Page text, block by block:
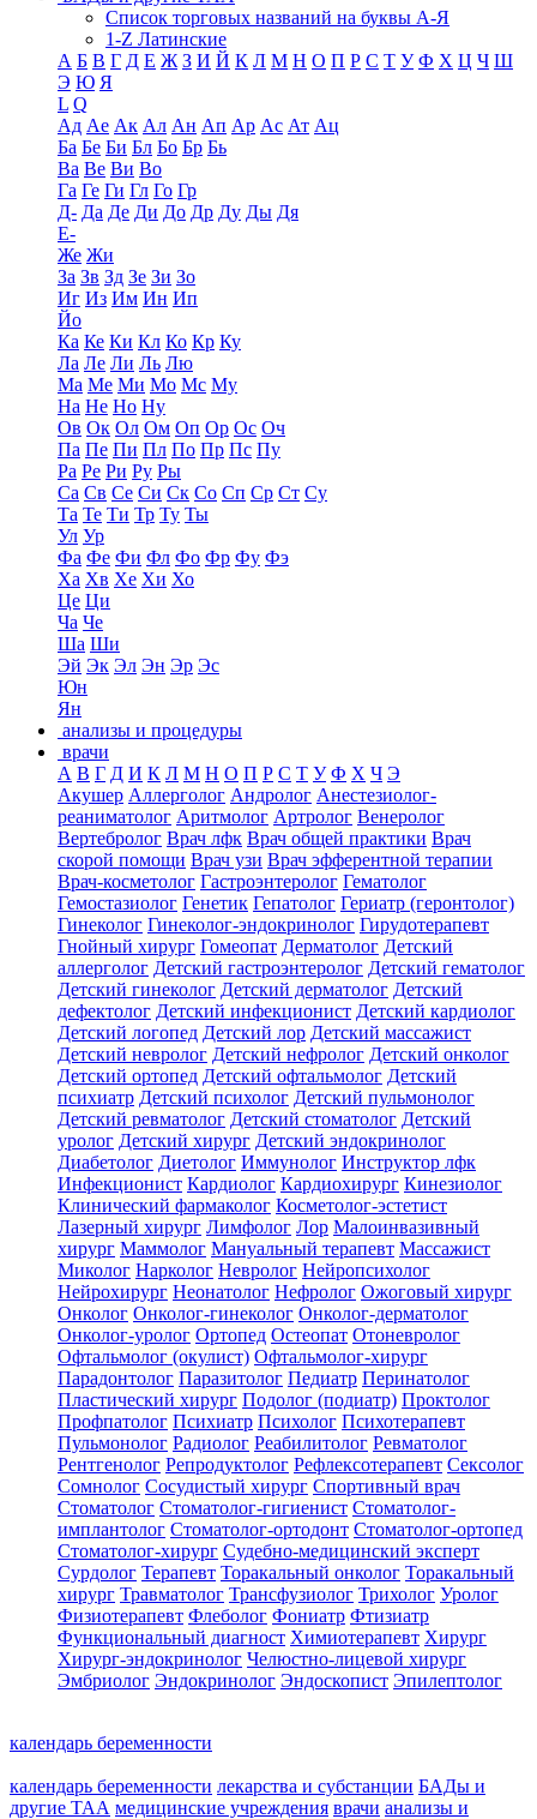
Список торговых названий на буквы А-Я
1-Z Латинские
А Б В Г Д Е Ж З И Й К Л М Н О П Р С Т У Ф Х Ц Ч Ш
Э Ю Я
L Q
Ад Ае Ак Ал Ан Ап Ар Ас Ат Ац
Ба Бе Би Бл Бо Бр Бь
Ва Ве Ви Во
Га Ге Ги Гл Го Гр
Д- Да Де Ди До Др Ду Ды Дя
Е-
Же Жи
За Зв Зд Зе Зи Зо
Иг Из Им Ин Ип
Йо
Ка Ке Ки Кл Ко Кр Ку
Ла Ле Ли Ль Лю
Ма Ме Ми Мо Мс Му
На Не Но Ну
Ов Ок Ол Ом Оп Ор Ос Оч
Па Пе Пи Пл По Пр Пс Пу
Ра Ре Ри Ру Ры
Са Св Се Си Ск Со Сп Ср Ст Су
Та Те Ти Тр Ту Ты
Ул Ур
Фа Фе Фи Фл Фо Фр Фу Фэ
Ха Хв Хе Хи Хо
Це Ци
Ча Че
Ша Ши
Эй Эк Эл Эн Эр Эс
Юн
Ян
анализы и процедуры
врачи
А В Г Д И К Л М Н О П Р С Т У Ф Х Ч Э
Акушер Аллерголог Андролог Анестезиолог-
реаниматолог Аритмолог Артролог Венеролог
Вертебролог Врач лфк Врач общей практики Врач
скорой помощи Врач узи Врач эфферентной терапии
Врач-косметолог Гастроэнтеролог Гематолог
Гемостазиолог Генетик Гепатолог Гериатр (геронтолог)
Гинеколог Гинеколог-эндокринолог Гирудотерапевт
Гнойный хирург Гомеопат Дерматолог Детский
аллерголог Детский гастроэнтеролог Детский гематолог
Детский гинеколог Детский дерматолог Детский
дефектолог Детский инфекционист Детский кардиолог
Детский логопед Детский лор Детский массажист
Детский невролог Детский нефролог Детский онколог
Детский ортопед Детский офтальмолог Детский
психиатр Детский психолог Детский пульмонолог
Детский ревматолог Детский стоматолог Детский
уролог Детский хирург Детский эндокринолог
Диабетолог Диетолог Иммунолог Инструктор лфк
Инфекционист Кардиолог Кардиохирург Кинезиолог
Клинический фармаколог Косметолог-эстетист
Лазерный хирург Лимфолог Лор Малоинвазивный
хирург Маммолог Мануальный терапевт Массажист
Миколог Нарколог Невролог Нейропсихолог
Нейрохирург Неонатолог Нефролог Ожоговый хирург
Онколог Онколог-гинеколог Онколог-дерматолог
Онколог-уролог Ортопед Остеопат Отоневролог
Офтальмолог (окулист) Офтальмолог-хирург
Парадонтолог Паразитолог Педиатр Перинатолог
Пластический хирург Подолог (подиатр) Проктолог
Профпатолог Психиатр Психолог Психотерапевт
Пульмонолог Радиолог Реабилитолог Ревматолог
Рентгенолог Репродуктолог Рефлексотерапевт Сексолог
Сомнолог Сосудистый хирург Спортивный врач
Стоматолог Стоматолог-гигиенист Стоматолог-
имплантолог Стоматолог-ортодонт Стоматолог-ортопед
Стоматолог-хирург Судебно-медицинский эксперт
Сурдолог Терапевт Торакальный онколог Торакальный
хирург Травматолог Трансфузиолог Трихолог Уролог
Физиотерапевт Флеболог Фониатр Фтизиатр
Функциональный диагност Химиотерапевт Хирург
Хирург-эндокринолог Челюстно-лицевой хирург
Эмбриолог Эндокринолог Эндоскопист Эпилептолог
календарь беременности
календарь беременности лекарства и субстанции БАДы и
другие ТАА медицинские учреждения врачи анализы и